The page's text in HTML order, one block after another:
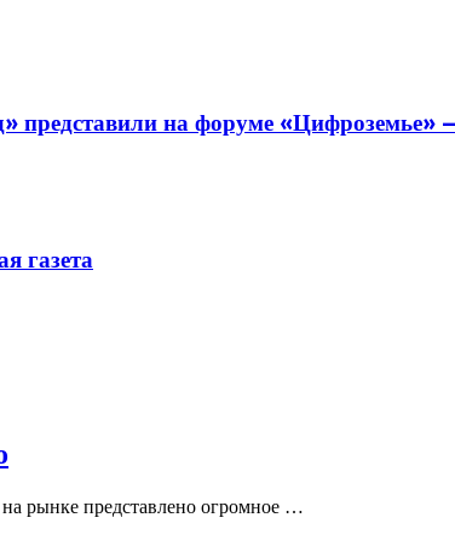
на форуме «Цифроземье»
газета
на рынке представлено огромное …